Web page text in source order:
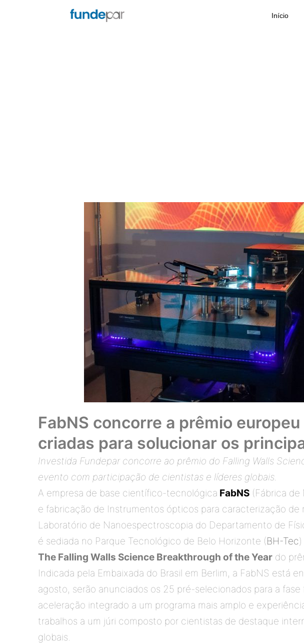
Início
FabNS concorre a prêmio
criadas para solucionar os
Investida Fundepar concorre ao prêmio do Falling Walls
evento com participação de cientistas e líderes globais.
A empresa de base científico-tecnológica FabNS (Fábrica
e fabricação de Instrumentos ópticos para caracterização
Laboratório de Nanoespectroscopia do Departamento de
é sediada no Parque Tecnológico de Belo Horizonte (BH-Tec
The Falling Walls Science Breakthrough of the Year do
Indicada pela Embaixada do Brasil em Berlim, a FabNS está
agosto, serão anunciados os 25 pré-selecionados para a
aceleração integrado a um programa mais amplo e
trabalhos a um júri composto por cientistas de destaque
globais.